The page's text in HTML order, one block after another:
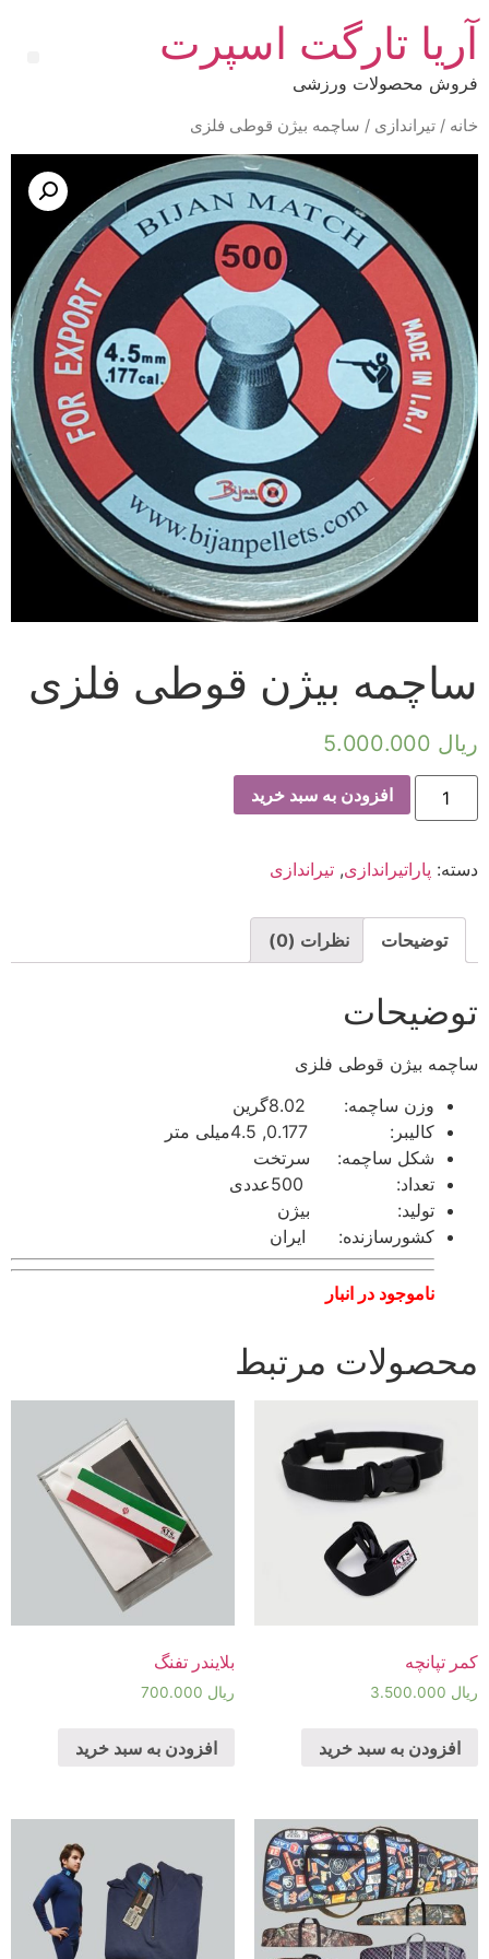
آریا تارگت اسپرت
فروش محصولات ورزشی
خانه / تیراندازی / ساچمه بیژن قوطی فلزی
ساچمه بیژن قوطی فلزی
ریال
افزودن به سبد خرید
دسته: پاراتیراندازی, تیراندازی
توضیحات نظرات (0)
توضیحات
ساچمه بیژن قوطی فلزی
وزن ساچمه: 8.02گرین
کالیبر: 0.177, 4.5میلی متر
شکل ساچمه: سرتخت
تعداد: 500عددی
تولید: بیژن
کشورسازنده: ایران
ناموجود در انبار
محصولات مرتبط
کمر تپانچه
ریال
افزودن به سبد خرید
بلایندر تفنگ
ریال
افزودن به سبد خرید